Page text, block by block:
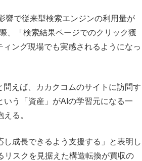
で従来型検索エンジンの利用量が
、「検索結果ページでのクリック獲
ング現場でも実感されるようになっ
えば、カカクコムのサイトに訪問す
う「資産」がAIの学習元になる一
る。
成長できるよう支援する」と表明し
リスクを見据えた構造転換が買収の